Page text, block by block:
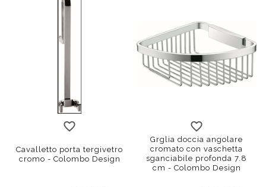
Cavalletto porta tergivetro
cromo - Colombo Design
Grglia doccia angolare
cromato con vaschetta
sganciabile profonda 7.8
cm - Colombo Design